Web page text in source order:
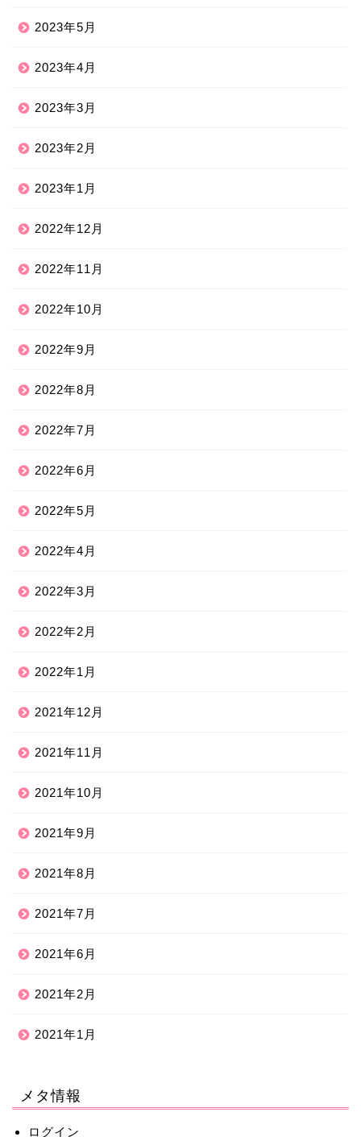
2023年5月
2023年4月
2023年3月
2023年2月
2023年1月
2022年12月
2022年11月
2022年10月
2022年9月
2022年8月
2022年7月
2022年6月
2022年5月
2022年4月
2022年3月
2022年2月
2022年1月
2021年12月
2021年11月
2021年10月
2021年9月
2021年8月
2021年7月
2021年6月
2021年2月
2021年1月
メタ情報
ログイン